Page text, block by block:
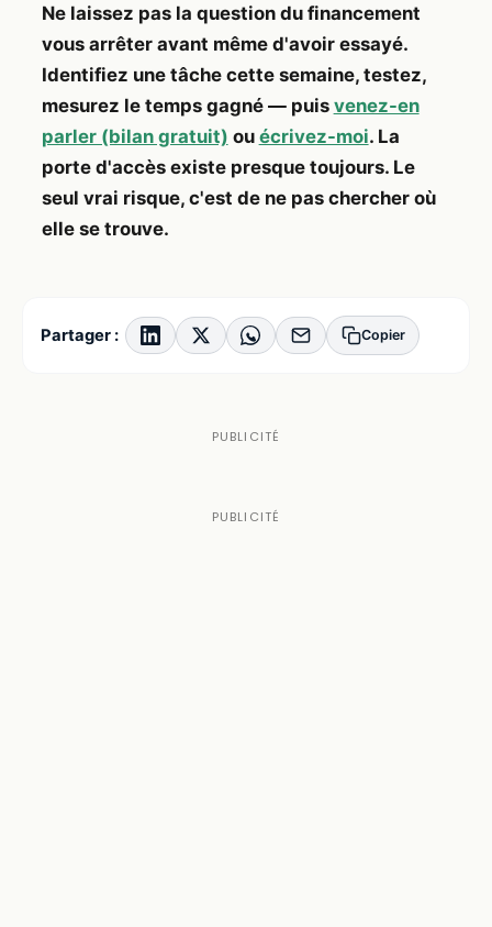
Ne laissez pas la question du financement
vous arrêter avant même d'avoir essayé.
Identifiez une tâche cette semaine, testez,
mesurez le temps gagné — puis venez-en
parler (bilan gratuit) ou écrivez-moi. La
porte d'accès existe presque toujours. Le
seul vrai risque, c'est de ne pas chercher où
elle se trouve.
Partager : Copier